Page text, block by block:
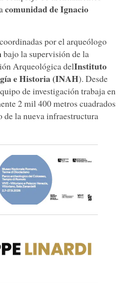
comunidad de Ignacio
por el arqueólogo
bajo la supervisión de la
Arqueológica delInstituto
e Historia (INAH). Desde
de investigación trabaja en
2 mil 400 metros cuadrados
de la nueva infraestructura